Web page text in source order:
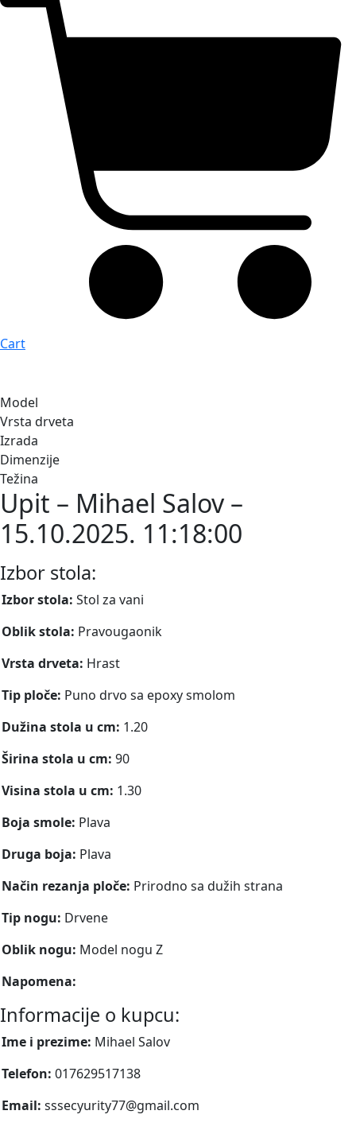
Cart
Model
Vrsta drveta
Izrada
Dimenzije
Težina
Upit – Mihael Salov –
15.10.2025. 11:18:00
Izbor stola:
Izbor stola: Stol za vani
Oblik stola: Pravougaonik
Vrsta drveta: Hrast
Tip ploče: Puno drvo sa epoxy smolom
Dužina stola u cm: 1.20
Širina stola u cm: 90
Visina stola u cm: 1.30
Boja smole: Plava
Druga boja: Plava
Način rezanja ploče: Prirodno sa dužih strana
Tip nogu: Drvene
Oblik nogu: Model nogu Z
Napomena:
Informacije o kupcu:
Ime i prezime: Mihael Salov
Telefon: 017629517138
Email: sssecyurity77@gmail.com